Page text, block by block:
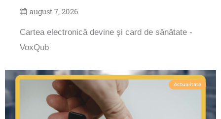
august 7, 2026
Cartea electronică devine și card de sănătate -
VoxQub
Actualitate